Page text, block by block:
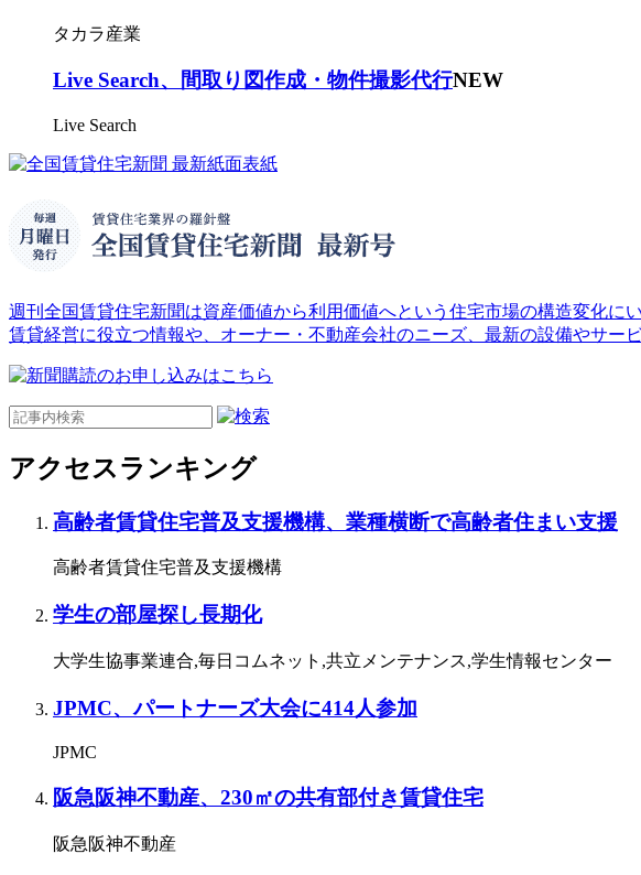
タカラ産業
Live Search、間取り図作成・物件撮影代行NEW
Live Search
週刊全国賃貸住宅新聞は資産価値から利用価値へという住宅市場の構造変化に
賃貸経営に役立つ情報や、オーナー・不動産会社のニーズ、最新の設備やサー
アクセスランキング
高齢者賃貸住宅普及支援機構、業種横断で高齢者住まい支援
高齢者賃貸住宅普及支援機構
学生の部屋探し長期化
大学生協事業連合,毎日コムネット,共立メンテナンス,学生情報センター
JPMC、パートナーズ大会に414人参加
JPMC
阪急阪神不動産、230㎡の共有部付き賃貸住宅
阪急阪神不動産